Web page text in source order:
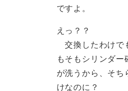
ですよ。
えっ？？
交換したわけで
もそもシリンダ
が洗うから、そち
けなのに？